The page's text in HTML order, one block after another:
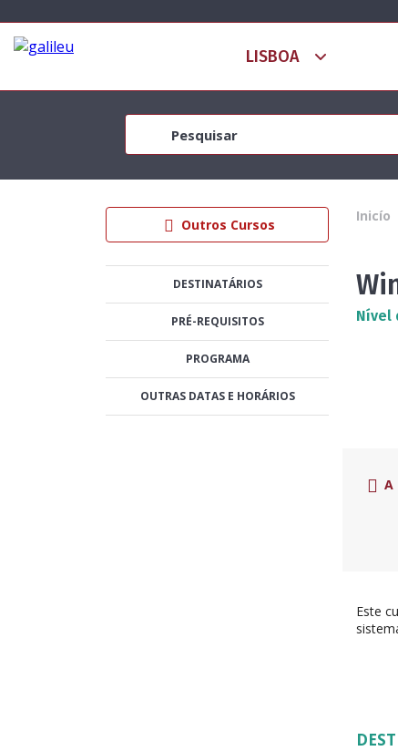
Outros Cursos
DESTINATÁRIOS
PRÉ-REQUISITOS
PROGRAMA
OUTRAS DATAS E HORÁRIOS
Inicío
Nível
A
Este